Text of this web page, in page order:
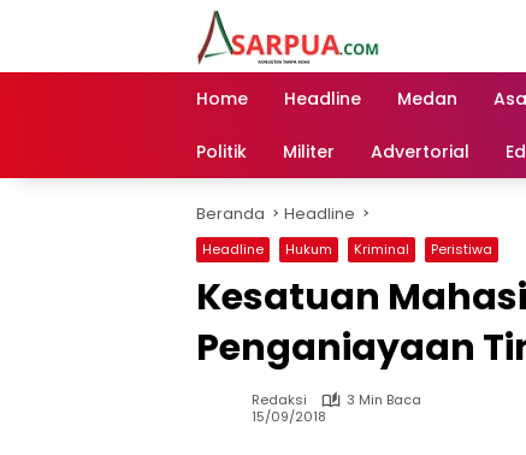
Home Headline Medan
Politik Militer Advertorial
Beranda Headline
Headline Hukum Kriminal Peristiwa
Kesatuan
Penganiayaan
Redaksi
3 Min Baca
15/09/2018